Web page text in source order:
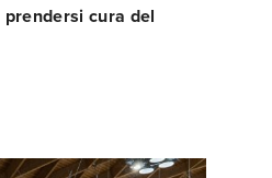
prendersi cura del